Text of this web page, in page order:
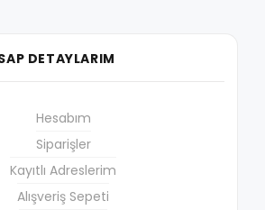
DETAYLARIM
Hesabım
Siparişler
Kayıtlı Adreslerim
Alışveriş Sepeti